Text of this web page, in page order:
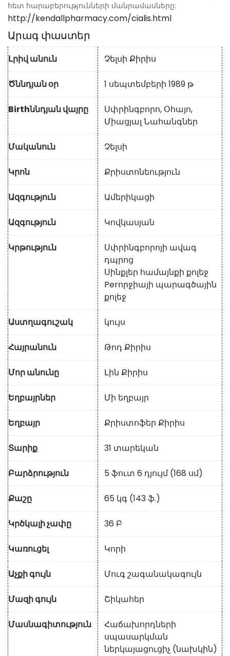
հետ հարաբերությունների մանրամասները:
http://kendallpharmacy.com/cialis.html
Արագ փաստեր
Լրիվ անուն Չելսի Քիրիս
Ծննդյան օր 1 սեպտեմբերի 1989 թ
Birthննդյան վայրը
Սփրինգբորո, Օհայո,
Միացյալ Նահանգներ
Մականուն Չելսի
Կրոն Քրիստոնեություն
Ազգություն Ամերիկացի
Ազգություն Կովկասյան
Կրթություն
Սփրինգբորոյի ավագ
դպրոց
Սինքլեր համայնքի քոլեջ
Perորջիայի պարագծային
քոլեջ
Աստղագուշակ կույս
Հայրանուն Թոդ Քիրիս
Մոր անունը Լին Քիրիս
Եղբայրներ Մի եղբայր
Եղբայր Քրիստոֆեր Քիրիս
Տարիք 31 տարեկան
Բարձրություն 5 ֆուտ 6 դյույմ (168 սմ)
Քաշը 65 կգ (143 ֆ.)
Կրծկալի չափը 36 Բ
Կառուցել Կորի
Աչքի գույն Մուգ շագանակագույն
Մազի գույն Շիկահեր
Մասնագիտություն
Հաճախորդների
սպասարկման
ներկայացուցիչ (նախկին)